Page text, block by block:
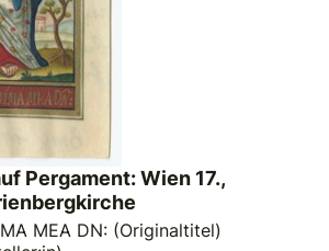
Pergament: Wien 17.,
MEA DN: (Originaltitel)